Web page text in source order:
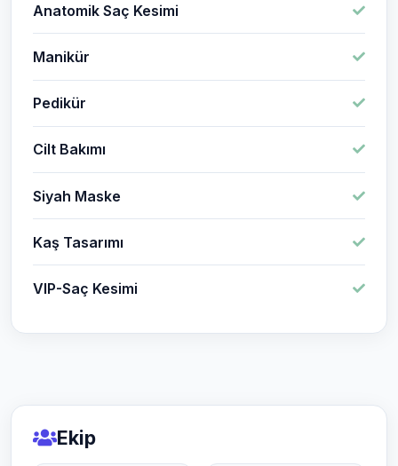
Anatomik Saç Kesimi
Manikür
Pedikür
Cilt Bakımı
Siyah Maske
Kaş Tasarımı
VIP-Saç Kesimi
Ekip